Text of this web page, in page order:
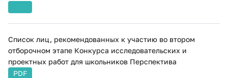
Список лиц, рекомендованных к участию во втором
отборочном этапе Конкурса исследовательских и
проектных работ для школьников Перспектива
PDF